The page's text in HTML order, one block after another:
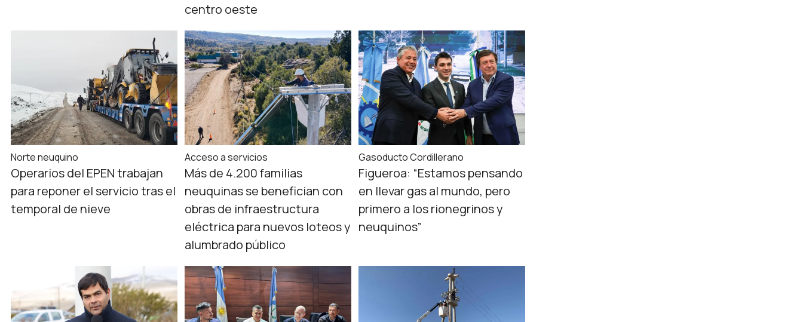
centro oeste
Norte neuquino
Operarios del EPEN trabajan
para reponer el servicio tras el
temporal de nieve
Acceso a servicios
Más de 4.200 familias
neuquinas se benefician con
obras de infraestructura
eléctrica para nuevos loteos y
alumbrado público
Gasoducto Cordillerano
Figueroa: “Estamos pensando
en llevar gas al mundo, pero
primero a los rionegrinos y
neuquinos”